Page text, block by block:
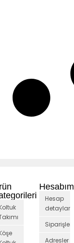
Hesabım
Hesap
detayları
Siparişler
Adresler